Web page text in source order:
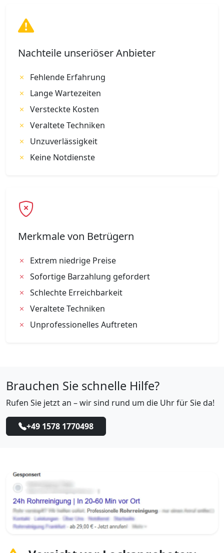
Nachteile unseriöser Anbieter
Fehlende Erfahrung
Lange Wartezeiten
Versteckte Kosten
Veraltete Techniken
Unzuverlässigkeit
Keine Notdienste
Merkmale von Betrügern
Extrem niedrige Preise
Sofortige Barzahlung gefordert
Schlechte Erreichbarkeit
Veraltete Techniken
Unprofessionelles Auftreten
Brauchen Sie schnelle Hilfe?
Rufen Sie jetzt an – wir sind rund um die Uhr für Sie da!
+49 1578 1770498